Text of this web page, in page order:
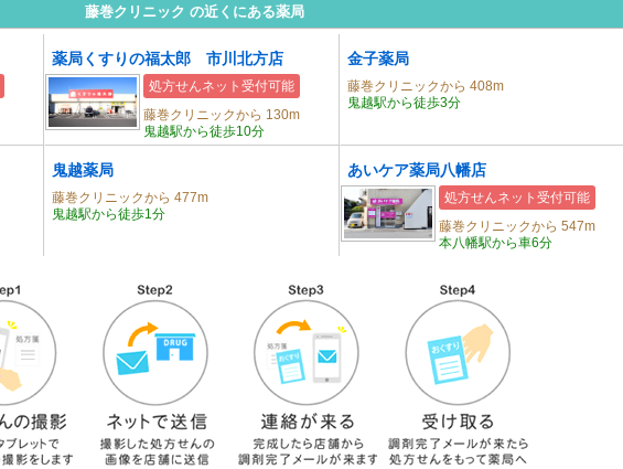
藤巻クリニック の近くにある薬局
薬局くすりの福太郎 市川北方店
処方せんネット受付可能
藤巻クリニックから 130m
鬼越駅から徒歩10分
金子薬局
藤巻クリニックから 408m
鬼越駅から徒歩3分
鬼越薬局
藤巻クリニックから 477m
鬼越駅から徒歩1分
あいケア薬局八幡店
処方せんネット受付可能
藤巻クリニックから 547m
本八幡駅から車6分